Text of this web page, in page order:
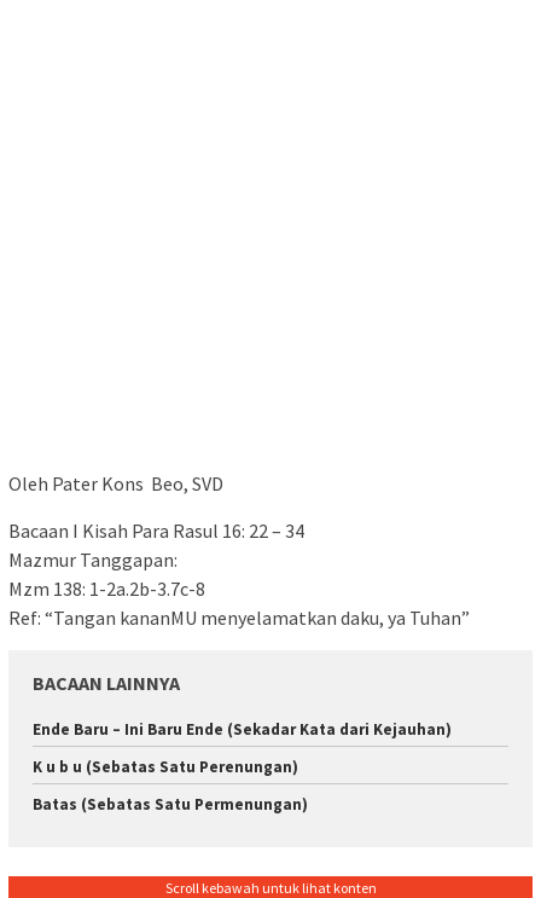
Oleh Pater Kons Beo, SVD
Bacaan I Kisah Para Rasul 16: 22 – 34
Mazmur Tanggapan:
Mzm 138: 1-2a.2b-3.7c-8
Ref: “Tangan kananMU menyelamatkan daku, ya Tuhan”
BACAAN LAINNYA
Ende Baru – Ini Baru Ende (Sekadar Kata dari Kejauhan)
K u b u (Sebatas Satu Perenungan)
Batas (Sebatas Satu Permenungan)
Scroll kebawah untuk lihat konten